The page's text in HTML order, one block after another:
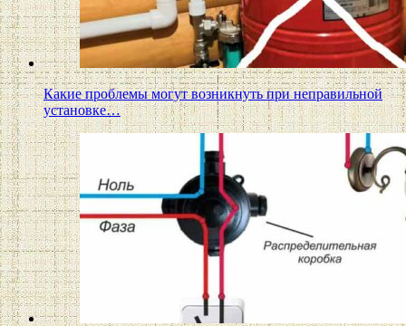
Какие проблемы могут возникнуть при неправильной
установке…